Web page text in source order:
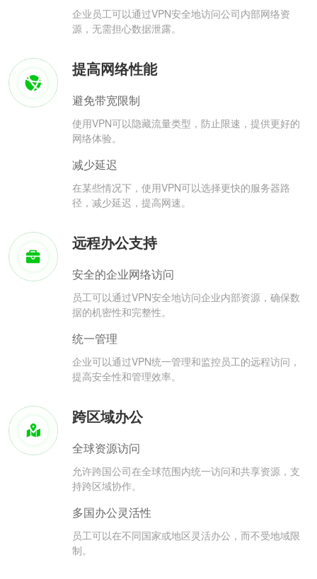
企业员工可以通过VPN安全地访问公司内部网络资
源，无需担心数据泄露。
提高网络性能
避免带宽限制
使用VPN可以隐藏流量类型，防止限速，提供更好的
网络体验。
减少延迟
在某些情况下，使用VPN可以选择更快的服务器路
径，减少延迟，提高网速。
远程办公支持
安全的企业网络访问
员工可以通过VPN安全地访问企业内部资源，确保数
据的机密性和完整性。
统一管理
企业可以通过VPN统一管理和监控员工的远程访问，
提高安全性和管理效率。
跨区域办公
全球资源访问
允许跨国公司在全球范围内统一访问和共享资源，支
持跨区域协作。
多国办公灵活性
员工可以在不同国家或地区灵活办公，而不受地域限
制。